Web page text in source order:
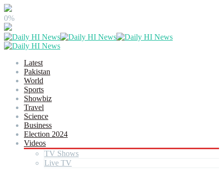
0%
Latest
Pakistan
World
Sports
Showbiz
Travel
Science
Business
Election 2024
Videos
TV Shows
Live TV